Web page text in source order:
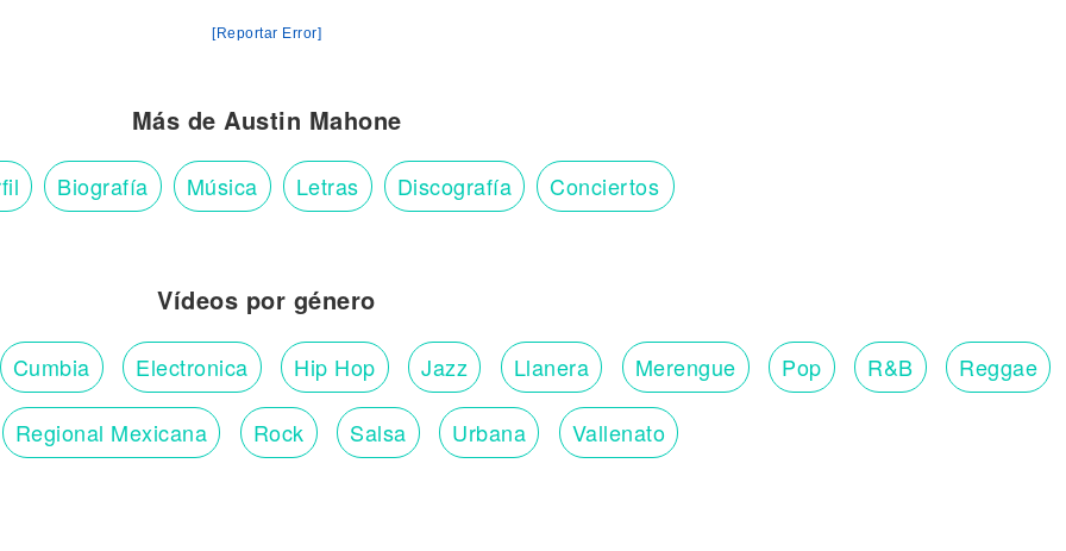
[Reportar Error]
Más de Austin Mahone
Biografía Música Letras Discografía Conciertos
Vídeos por género
Cumbia Electronica Hip Hop Jazz Llanera Merengue Pop R&B Reggae
Regional Mexicana Rock Salsa Urbana Vallenato